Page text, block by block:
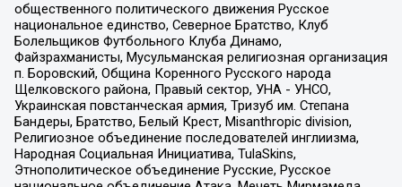
общественного политического движения Русское
национальное единство, Северное Братство, Клуб
Болельщиков Футбольного Клуба Динамо,
Файзрахманисты, Мусульманская религиозная организация
п. Боровский, Община Коренного Русского народа
Щелковского района, Правый сектор, УНА - УНСО,
Украинская повстанческая армия, Тризуб им. Степана
Бандеры, Братство, Белый Крест, Misanthropic division,
Религиозное объединение последователей инглиизма,
Народная Социальная Инициатива, TulaSkins,
Этнополитическое объединение Русские, Русское